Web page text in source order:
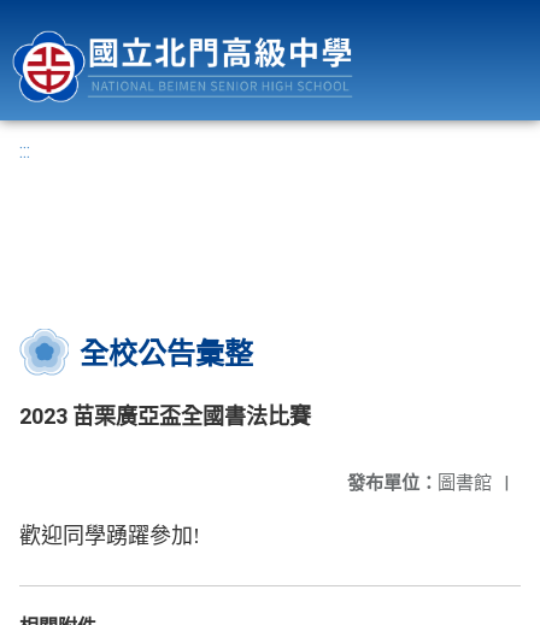
:::
全校公告彙整
2023 苗栗廣亞盃全國書法比賽
發布單位： 圖書館 |
歡迎同學踴躍參加!